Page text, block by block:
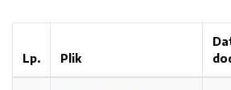
Lp. Plik